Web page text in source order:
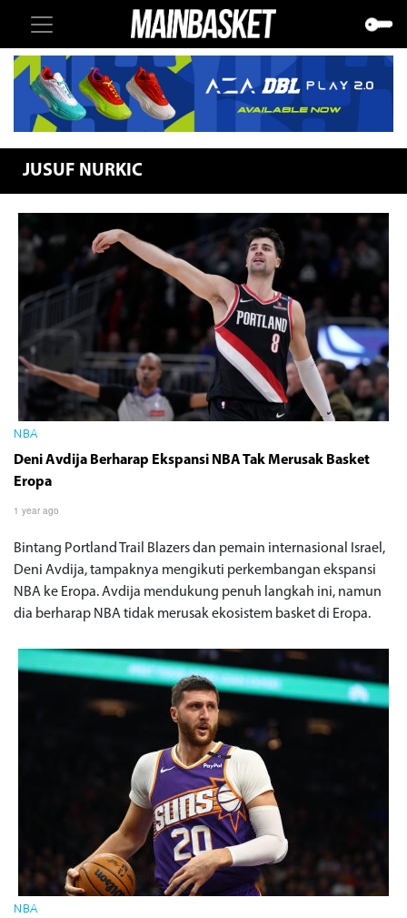
JUSUF NURKIC
NBA
Deni Avdija Berharap Ekspansi NBA Tak Merusak Basket
Eropa
1 year ago
Bintang Portland Trail Blazers dan pemain internasional Israel,
Deni Avdija, tampaknya mengikuti perkembangan ekspansi
NBA ke Eropa. Avdija mendukung penuh langkah ini, namun
dia berharap NBA tidak merusak ekosistem basket di Eropa.
NBA